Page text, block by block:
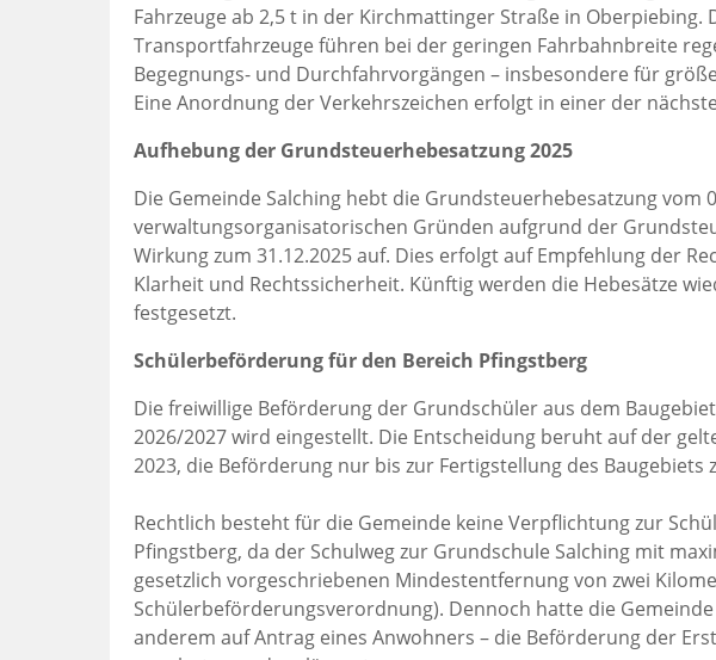
Fahrzeuge ab 2,5 t in der Kirchmattinger Straße in Oberpiebing.
Transportfahrzeuge führen bei der geringen Fahrbahnbreite
Begegnungs- und Durchfahrvorgängen – insbesondere für
Eine Anordnung der Verkehrszeichen erfolgt in einer der
Aufhebung der Grundsteuerhebesatzung 2025
Die Gemeinde Salching hebt die Grundsteuerhebesatzung vom
verwaltungsorganisatorischen Gründen aufgrund der
Wirkung zum 31.12.2025 auf. Dies erfolgt auf Empfehlung der
Klarheit und Rechtssicherheit. Künftig werden die Hebesätze
festgesetzt.
Schülerbeförderung für den Bereich Pfingstberg
Die freiwillige Beförderung der Grundschüler aus dem
2026/2027 wird eingestellt. Die Entscheidung beruht auf der
2023, die Beförderung nur bis zur Fertigstellung des Baugebiets
Rechtlich besteht für die Gemeinde keine Verpflichtung zur
Pfingstberg, da der Schulweg zur Grundschule Salching mit
gesetzlich vorgeschriebenen Mindestentfernung von zwei
Schülerbeförderungsverordnung). Dennoch hatte die
anderem auf Antrag eines Anwohners – die Beförderung der